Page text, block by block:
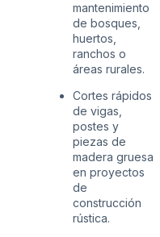
mantenimiento
de bosques,
huertos,
ranchos o
áreas rurales.
Cortes rápidos
de vigas,
postes y
piezas de
madera gruesa
en proyectos
de
construcción
rústica.